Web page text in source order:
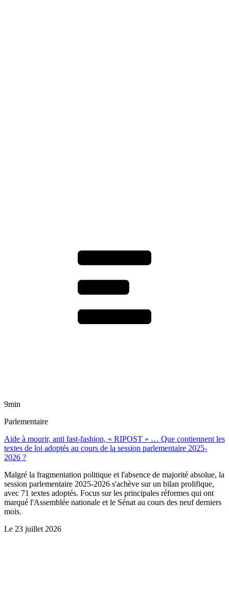
9min
Parlementaire
Aide à mourir, anti fast-fashion, « RIPOST » … Que contiennent les
textes de loi adoptés au cours de la session parlementaire 2025-
2026 ?
Malgré la fragmentation politique et l'absence de majorité absolue, la
session parlementaire 2025-2026 s'achève sur un bilan prolifique,
avec 71 textes adoptés. Focus sur les principales réformes qui ont
marqué l'Assemblée nationale et le Sénat au cours des neuf derniers
mois.
Le 23 juillet 2026